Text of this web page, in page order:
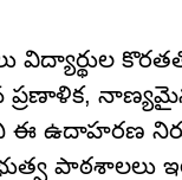
విద్యార్థుల
నాణ్యమైన
ఉదాహరణ
పాఠశాలలు